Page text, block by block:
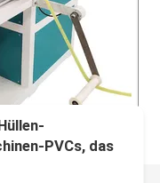
PVCs, das